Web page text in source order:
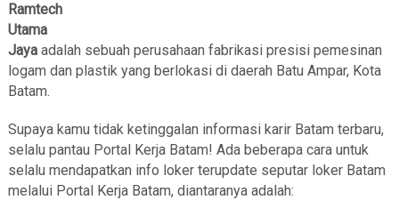
Ramtech
Utama
Jaya adalah sebuah perusahaan fabrikasi presisi pemesinan
logam dan plastik yang berlokasi di daerah Batu Ampar, Kota
Batam.
Supaya kamu tidak ketinggalan informasi karir Batam terbaru,
selalu pantau Portal Kerja Batam! Ada beberapa cara untuk
selalu mendapatkan info loker terupdate seputar loker Batam
melalui Portal Kerja Batam, diantaranya adalah: